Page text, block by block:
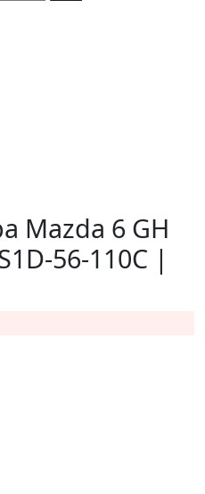
Mazda 6 GH
56-110C |